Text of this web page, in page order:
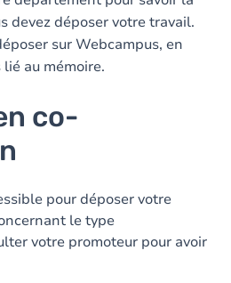
devez déposer votre travail.
sur Webcampus, en
au mémoire.
co-
pour déposer votre
le type
votre promoteur pour avoir